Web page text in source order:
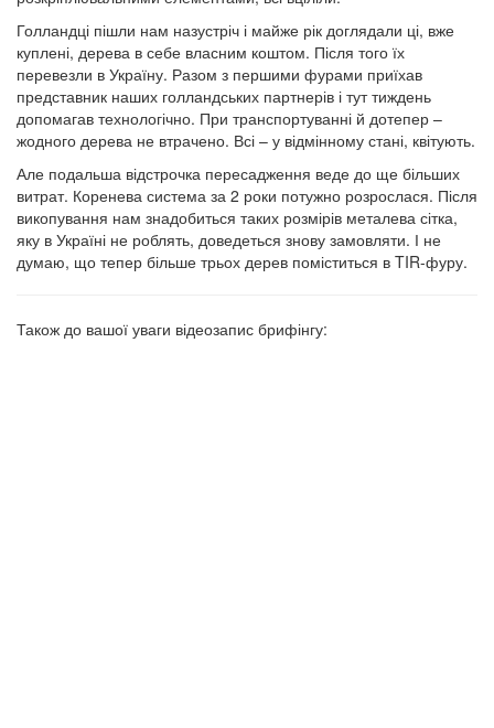
Голландці пішли нам назустріч і майже рік доглядали ці, вже
куплені, дерева в себе власним коштом. Після того їх
перевезли в Україну. Разом з першими фурами приїхав
представник наших голландських партнерів і тут тиждень
допомагав технологічно. При транспортуванні й дотепер –
жодного дерева не втрачено. Всі – у відмінному стані, квітують.
Але подальша відстрочка пересадження веде до ще більших
витрат. Коренева система за 2 роки потужно розрослася. Після
викопування нам знадобиться таких розмірів металева сітка,
яку в Україні не роблять, доведеться знову замовляти. І не
думаю, що тепер більше трьох дерев поміститься в TIR-фуру.
Також до вашої уваги відеозапис брифінгу: